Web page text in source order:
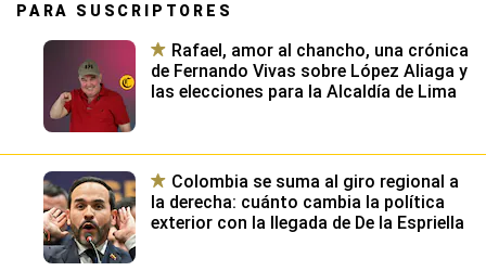
PARA SUSCRIPTORES
Rafael, amor al chancho, una crónica
de Fernando Vivas sobre López Aliaga y
las elecciones para la Alcaldía de Lima
Colombia se suma al giro regional a
la derecha: cuánto cambia la política
exterior con la llegada de De la Espriella